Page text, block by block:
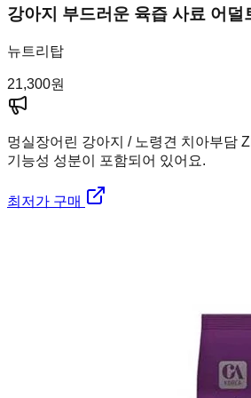
강아지 부드러운 육즙 사료 어덜
뉴트리탑
21,300원
멍실장어린 강아지 / 노령견 치아부담
기능성 성분이 포함되어 있어요.
최저가 구매